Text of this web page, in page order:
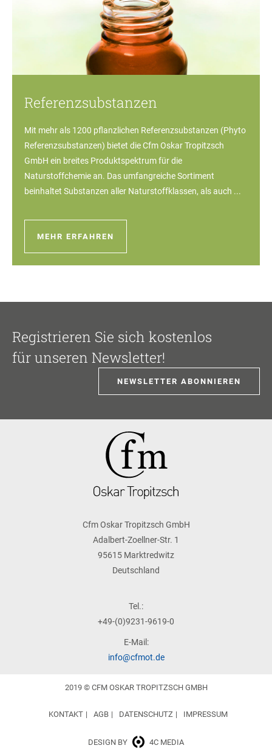
Referenzsubstanzen
Mit mehr als 1200 pflanzlichen Referenzsubstanzen (Phyto
Referenzsubstanzen) bietet die Cfm Oskar Tropitzsch
GmbH ein breites Produktspektrum für die
Naturstoffchemie an. Das umfangreiche Sortiment
beinhaltet Substanzen aller Naturstoffklassen, als auch ...
MEHR ERFAHREN
Registrieren Sie sich kostenlos
für unseren Newsletter!
NEWSLETTER ABONNIEREN
Cfm Oskar Tropitzsch GmbH
Adalbert-Zoellner-Str. 1
95615 Marktredwitz
Deutschland
Tel.:
+49-(0)9231-9619-0
E-Mail:
info@cfmot.de
2019 © CFM OSKAR TROPITZSCH GMBH
DESIGN BY 4C MEDIA
KONTAKT AGB DATENSCHUTZ IMPRESSUM